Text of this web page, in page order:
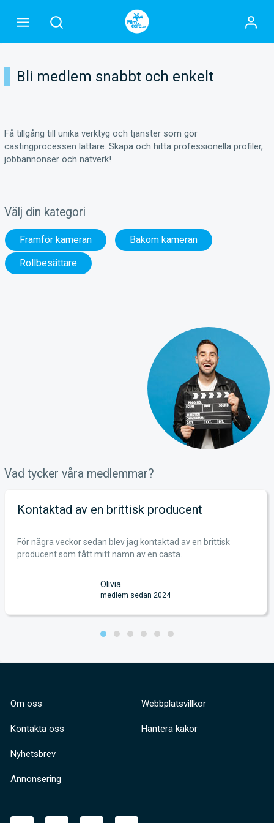
Bli medlem snabbt och enkelt
Få tillgång till unika verktyg och tjänster som gör
castingprocessen lättare. Skapa och hitta professionella profiler,
jobbannonser och nätverk!
Välj din kategori
Framför kameran
Bakom kameran
Rollbesättare
Vad tycker våra medlemmar?
Kontaktad av en brittisk producent
För några veckor sedan blev jag kontaktad av en brittisk
producent som fått mitt namn av en casta...
Olivia
medlem sedan 2024
Om oss
Kontakta oss
Nyhetsbrev
Annonsering
Webbplatsvillkor
Hantera kakor